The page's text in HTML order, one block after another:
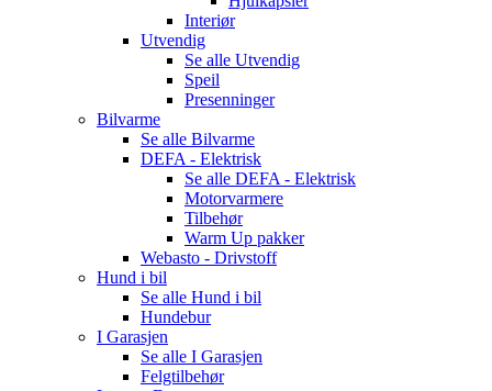
Interiør
Utvendig
Se alle Utvendig
Speil
Presenninger
Bilvarme
Se alle Bilvarme
DEFA - Elektrisk
Se alle DEFA - Elektrisk
Motorvarmere
Tilbehør
Warm Up pakker
Webasto - Drivstoff
Hund i bil
Se alle Hund i bil
Hundebur
I Garasjen
Se alle I Garasjen
Felgtilbehør